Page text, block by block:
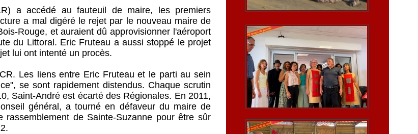
a accédé au fauteuil de maire, les premiers
a mal digéré le rejet par le nouveau maire de
Rouge, et auraient dû approvisionner l'aéroport
du Littoral. Eric Fruteau a aussi stoppé le projet
lui ont intenté un procès.
Les liens entre Eric Fruteau et le parti au sein
se sont rapidement distendus. Chaque scrutin
Saint-André est écarté des Régionales. En 2011,
général, a tourné en défaveur du maire de
de Sainte-Suzanne pour être sûr